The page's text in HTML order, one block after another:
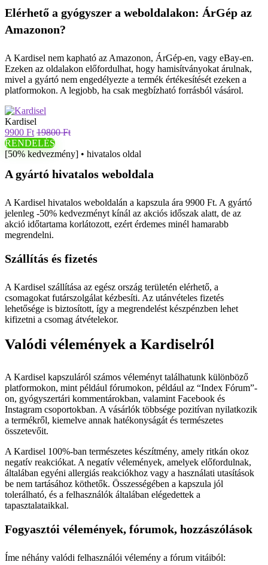
Elérhető a gyógyszer a weboldalakon: ÁrGép az
Amazonon?
A Kardisel nem kapható az Amazonon, ÁrGép-en, vagy eBay-en.
Ezeken az oldalakon előfordulhat, hogy hamisítványokat árulnak,
mivel a gyártó nem engedélyezte a termék értékesítését ezeken a
platformokon. A legjobb, ha csak megbízható forrásból vásárol.
Kardisel
9900 Ft 19800 Ft
RENDELÉS
[50% kedvezmény] • hivatalos oldal
A gyártó hivatalos weboldala
A Kardisel hivatalos weboldalán a kapszula ára 9900 Ft. A gyártó
jelenleg -50% kedvezményt kínál az akciós időszak alatt, de az
akció időtartama korlátozott, ezért érdemes minél hamarabb
megrendelni.
Szállítás és fizetés
A Kardisel szállítása az egész ország területén elérhető, a
csomagokat futárszolgálat kézbesíti. Az utánvételes fizetés
lehetősége is biztosított, így a megrendelést készpénzben lehet
kifizetni a csomag átvételekor.
Valódi vélemények a Kardiselról
A Kardisel kapszuláról számos véleményt találhatunk különböző
platformokon, mint például fórumokon, például az “Index Fórum”-
on, gyógyszertári kommentárokban, valamint Facebook és
Instagram csoportokban. A vásárlók többsége pozitívan nyilatkozik
a termékről, kiemelve annak hatékonyságát és természetes
összetevőit.
A Kardisel 100%-ban természetes készítmény, amely ritkán okoz
negatív reakciókat. A negatív vélemények, amelyek előfordulnak,
általában egyéni allergiás reakciókhoz vagy a használati utasítások
be nem tartásához köthetők. Összességében a kapszula jól
tolerálható, és a felhasználók általában elégedettek a
tapasztalataikkal.
Fogyasztói vélemények, fórumok, hozzászólások
Íme néhány valódi felhasználói vélemény a fórum vitáiból: